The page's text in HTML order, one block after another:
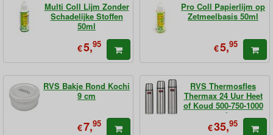
Multi Coll Lijm Zonder
Schadelijke Stoffen
50ml
€5,95
Pro Coll Papierlijm op
Zetmeelbasis 50ml
€5,95
RVS Bakje Rond Kochi
9 cm
€7,95
RVS Thermosfles
Thermax 24 Uur Heet
of Koud 500-750-1000
ml
€35,95